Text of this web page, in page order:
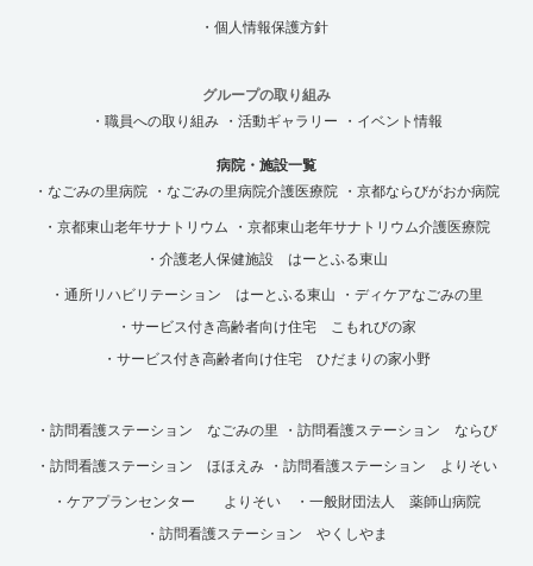
・個人情報保護方針
グループの取り組み
・職員への取り組み
・活動ギャラリー ・イベント情報
病院・施設一覧
・なごみの里病院
・なごみの里病院介護医療院 ・京都ならびがおか病院
・京都東山老年サナトリウム
・京都東山老年サナトリウム介護医療院
・介護老人保健施設 はーとふる東山
・通所リハビリテーション はーとふる東山
・ディケアなごみの里
・サービス付き高齢者向け住宅 こもれびの家
・サービス付き高齢者向け住宅 ひだまりの家小野
・訪問看護ステーション なごみの里 ・訪問看護ステーション ならび
・訪問看護ステーション ほほえみ ・訪問看護ステーション よりそい
・ケアプランセンター よりそい
・一般財団法人 薬師山病院
・訪問看護ステーション やくしやま